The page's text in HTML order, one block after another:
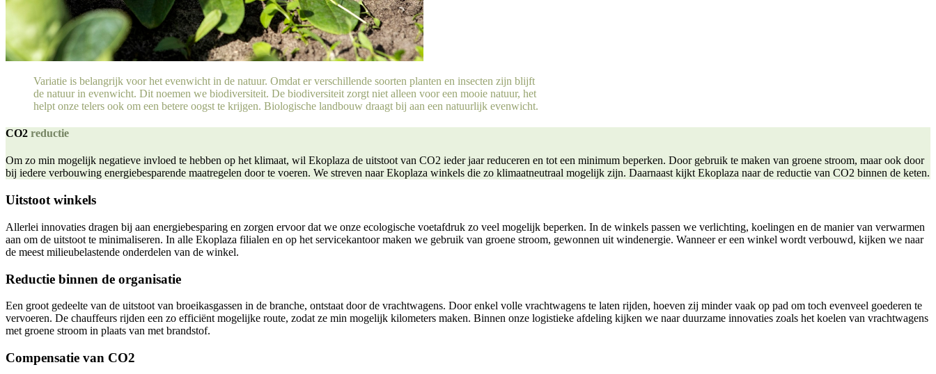
Variatie is belangrijk voor het evenwicht in de natuur. Omdat er verschillende soorten planten en insecten zijn blijft
de natuur in evenwicht. Dit noemen we biodiversiteit. De biodiversiteit zorgt niet alleen voor een mooie natuur, het
helpt onze telers ook om een betere oogst te krijgen. Biologische landbouw draagt bij aan een natuurlijk evenwicht.
CO2 reductie
Om zo min mogelijk negatieve invloed te hebben op het klimaat, wil Ekoplaza de uitstoot van CO2 ieder jaar reduceren en tot een minimum beperken. Door gebruik te maken van groene stroom, maar ook door
bij iedere verbouwing energiebesparende maatregelen door te voeren. We streven naar Ekoplaza winkels die zo klimaatneutraal mogelijk zijn. Daarnaast kijkt Ekoplaza naar de reductie van CO2 binnen de keten.
Uitstoot winkels
Allerlei innovaties dragen bij aan energiebesparing en zorgen ervoor dat we onze ecologische voetafdruk zo veel mogelijk beperken. In de winkels passen we verlichting, koelingen en de manier van verwarmen
aan om de uitstoot te minimaliseren. In alle Ekoplaza filialen en op het servicekantoor maken we gebruik van groene stroom, gewonnen uit windenergie. Wanneer er een winkel wordt verbouwd, kijken we naar
de meest milieubelastende onderdelen van de winkel.
Reductie binnen de organisatie
Een groot gedeelte van de uitstoot van broeikasgassen in de branche, ontstaat door de vrachtwagens. Door enkel volle vrachtwagens te laten rijden, hoeven zij minder vaak op pad om toch evenveel goederen te
vervoeren. De chauffeurs rijden een zo efficiënt mogelijke route, zodat ze min mogelijk kilometers maken. Binnen onze logistieke afdeling kijken we naar duurzame innovaties zoals het koelen van vrachtwagens
met groene stroom in plaats van met brandstof.
Compensatie van CO2